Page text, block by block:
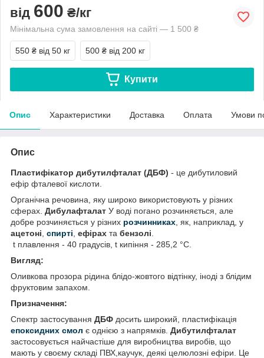
від 600 ₴/кг
Мінімальна сума замовлення на сайті — 1 500 ₴
550 ₴ від 50 кг 500 ₴ від 200 кг
Купити
Опис Характеристики Доставка Оплата Умови
Опис
Пластифікатор дибутилфталат (ДБФ) - це дибутиловий
ефір фталевої кислоти.
Органічна речовина, яку широко використовують у різних
сферах. Дибулафталат У воді погано розчиняється, але
добре розчиняється у різних розчинниках , як, наприклад, у
ацетоні спирті ефірах та бензолі
t плавлення - 40 градусів, t кипіння - 285,2 °С.
Вигляд:
Оливкова прозора рідина блідо-жовтого відтінку, іноді з блідим
фруктовим запахом.
Призначення:
Спектр застосування ДБФ досить широкий, пластифікація
епоксидних смол є однією з напрямків. Дибутилфталат
застосовується найчастіше для виробництва виробів, що
мають у своєму складі ПВХ,каучук, деякі целюлозні ефіри. Це